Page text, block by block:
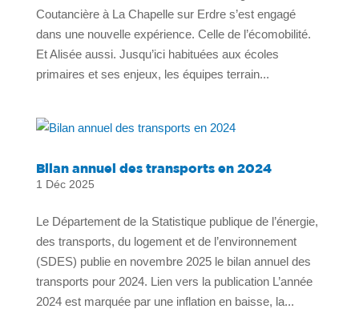
Coutancière à La Chapelle sur Erdre s’est engagé
dans une nouvelle expérience. Celle de l’écomobilité.
Et Alisée aussi. Jusqu’ici habituées aux écoles
primaires et ses enjeux, les équipes terrain...
Bilan annuel des transports en 2024
1 Déc 2025
Le Département de la Statistique publique de l’énergie,
des transports, du logement et de l’environnement
(SDES) publie en novembre 2025 le bilan annuel des
transports pour 2024. Lien vers la publication L’année
2024 est marquée par une inflation en baisse, la...